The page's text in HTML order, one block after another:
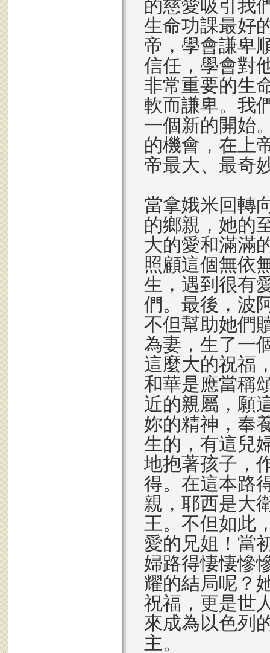
的慈愛吸引我
生命功課最好
帝，學會謙卑
信任，學會對
非常重要的生
軟而謙卑。我
一個新的開始
的機會，在上
帝最大、最奇
當拿娥米回轉
的鄉親，她的
大的愛和滿滿
照顧這個無依
生，遇到很有
們。最後，波
不但幫助她們
為妻，生了一
這麼大的祝福
和華是應當稱
近的親屬，願
妳的精神，奉
生的，有這兒
地抱著孩子，
得。在這本路
親，耶西是大
王。不但如此
愛的兄姐！當
婦路得悽悽慘
耀的結局呢？
祝福，更是世
來成為以色列
主。